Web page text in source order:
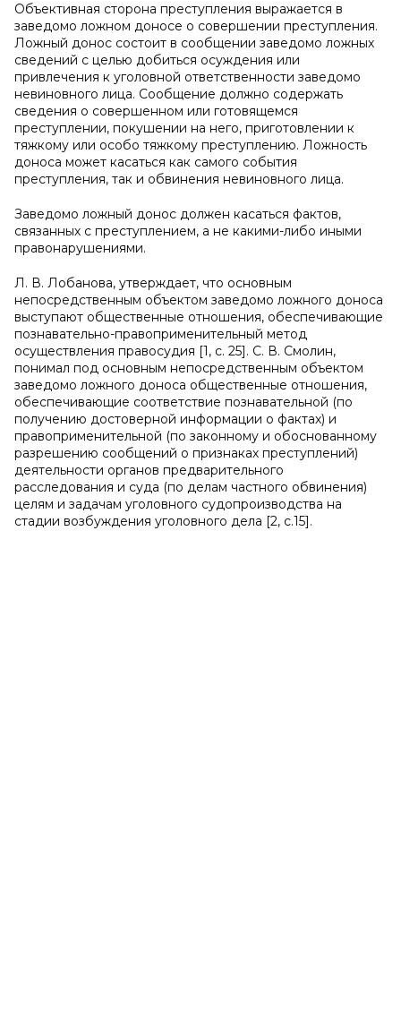
Объективная сторона преступления выражается в
заведомо ложном доносе о совершении преступления.
Ложный донос состоит в сообщении заведомо ложных
сведений с целью добиться осуждения или
привлечения к уголовной ответственности заведомо
невиновного лица. Сообщение должно содержать
сведения о совершенном или готовящемся
преступлении, покушении на него, приготовлении к
тяжкому или особо тяжкому преступлению. Ложность
доноса может касаться как самого события
преступления, так и обвинения невиновного лица.
Заведомо ложный донос должен касаться фактов,
связанных с преступлением, а не какими-либо иными
правонарушениями.
Л. В. Лобанова, утверждает, что основным
непосредственным объектом заведомо ложного доноса
выступают общественные отношения, обеспечивающие
познавательно-правоприменительный метод
осуществления правосудия [1, c. 25]. С. В. Смолин,
понимал под основным непосредственным объектом
заведомо ложного доноса общественные отношения,
обеспечивающие соответствие познавательной (по
получению достоверной информации о фактах) и
правоприменительной (по законному и обоснованному
разрешению сообщений о признаках преступлений)
деятельности органов предварительного
расследования и суда (по делам частного обвинения)
целям и задачам уголовного судопроизводства на
стадии возбуждения уголовного дела [2, c.15].